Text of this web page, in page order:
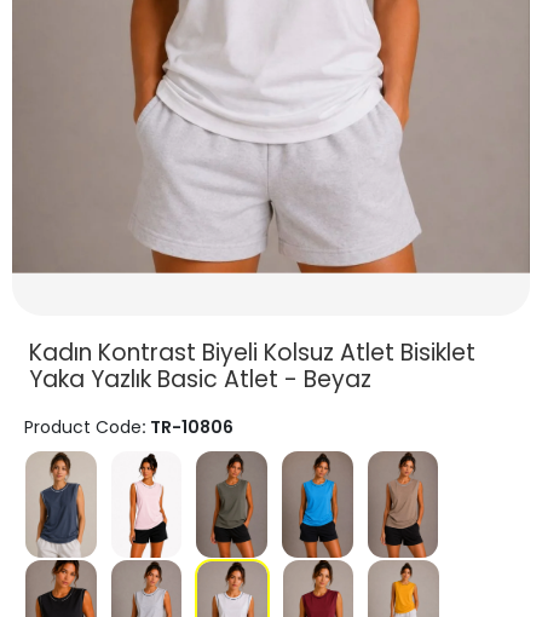
Kadın Kontrast Biyeli Kolsuz Atlet Bisiklet
Yaka Yazlık Basic Atlet - Beyaz
Product Code: TR-10806